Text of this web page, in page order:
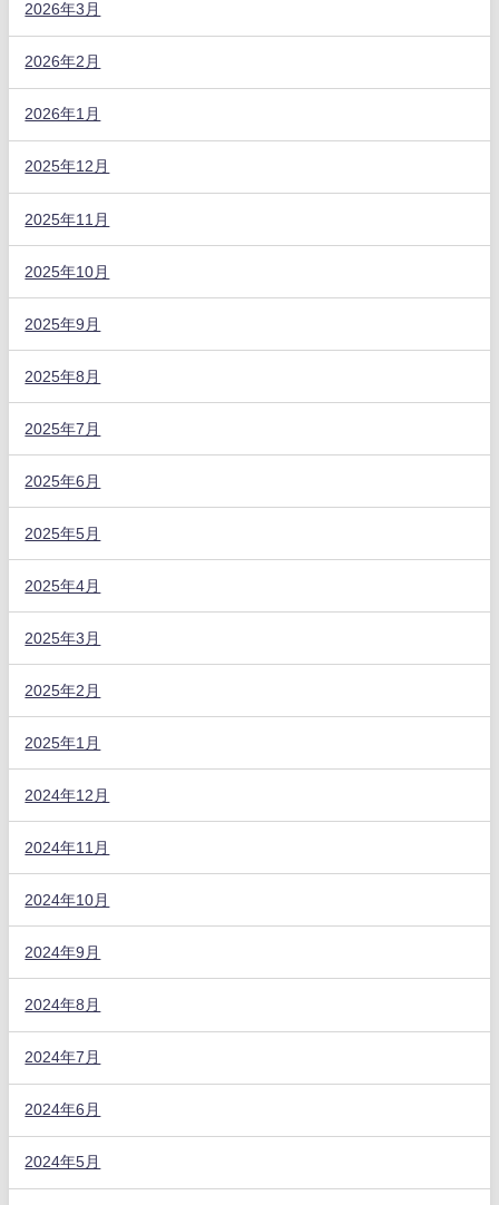
2026年3月
2026年2月
2026年1月
2025年12月
2025年11月
2025年10月
2025年9月
2025年8月
2025年7月
2025年6月
2025年5月
2025年4月
2025年3月
2025年2月
2025年1月
2024年12月
2024年11月
2024年10月
2024年9月
2024年8月
2024年7月
2024年6月
2024年5月